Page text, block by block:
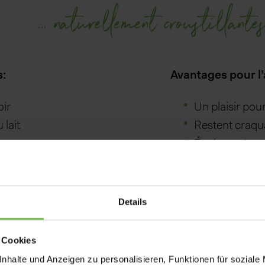
Details
und Anzeigen zu personalisieren, Funktionen für soziale
... naturellement
lait
avec des fruits,
fruits à coque et
Avantages pour
Un plaisir
Restent
Également
p.ex. sans
Chocolat noir